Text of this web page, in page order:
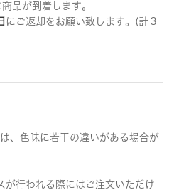
品が到着します。
にご返却をお願い致します。(計３
、色味に若干の違いがある場合が
行われる際にはご注文いただけ